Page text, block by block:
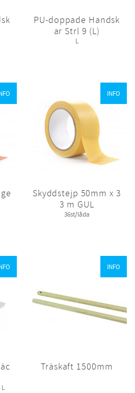
PU-doppade Handsk
ar Strl 9 (L)
L
Skyddstejp 50mm x 3
3 m GUL
36st/låda
INFO
L
Träskaft 1500mm
INFO